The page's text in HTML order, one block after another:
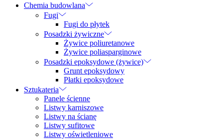
Chemia budowlana
Fugi
Fugi do płytek
Posadzki żywiczne
Żywice poliuretanowe
Żywice poliasparginowe
Posadzki epoksydowe (żywice)
Grunt epoksydowy
Płatki epoksydowe
Sztukateria
Panele ścienne
Listwy karniszowe
Listwy na ścianę
Listwy sufitowe
Listwy oświetleniowe